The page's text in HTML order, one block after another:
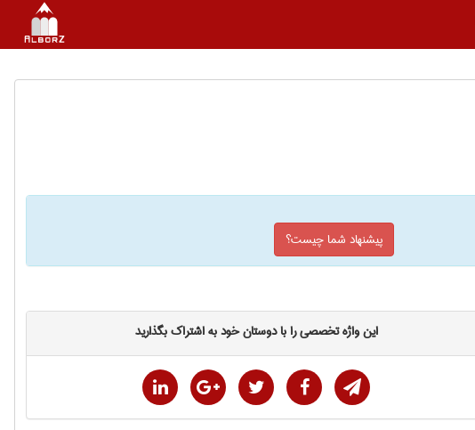
پیشنهاد شما چیست؟
این واژه تخصصی را با دوستان خود به اشتراک بگذارید